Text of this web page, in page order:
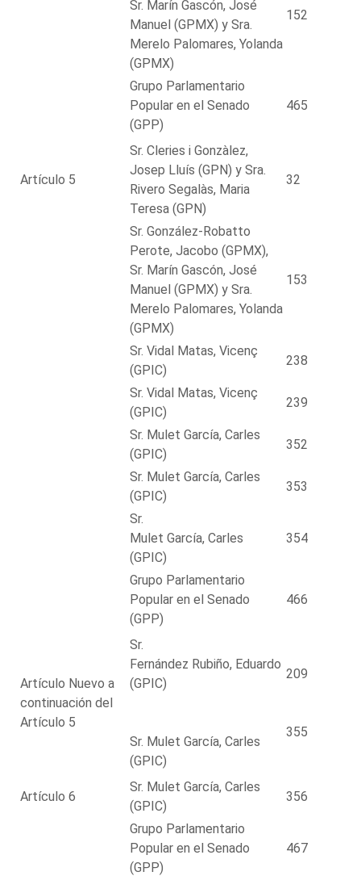
Sr. Marín Gascón, José
Manuel (GPMX) y Sra.
Merelo Palomares, Yolanda
(GPMX)
152
Grupo Parlamentario
Popular en el Senado
(GPP)
465
Artículo 5
Sr. Cleries i Gonzàlez,
Josep Lluís (GPN) y Sra.
Rivero Segalàs, Maria
Teresa (GPN)
32
Sr. González-Robatto
Perote, Jacobo (GPMX),
Sr. Marín Gascón, José
Manuel (GPMX) y Sra.
Merelo Palomares, Yolanda
(GPMX)
153
Sr. Vidal Matas, Vicenç
(GPIC)
238
Sr. Vidal Matas, Vicenç
(GPIC)
239
Sr. Mulet García, Carles
(GPIC)
352
Sr. Mulet García, Carles
(GPIC)
353
Sr.
Mulet García, Carles
(GPIC)
354
Grupo Parlamentario
Popular en el Senado
(GPP)
466
Artículo Nuevo a
continuación del
Artículo 5
Sr.
Fernández Rubiño, Eduardo
(GPIC)
Sr. Mulet García, Carles
(GPIC)
209
355
Artículo 6
Sr. Mulet García, Carles
(GPIC)
356
Grupo Parlamentario
Popular en el Senado
(GPP)
467